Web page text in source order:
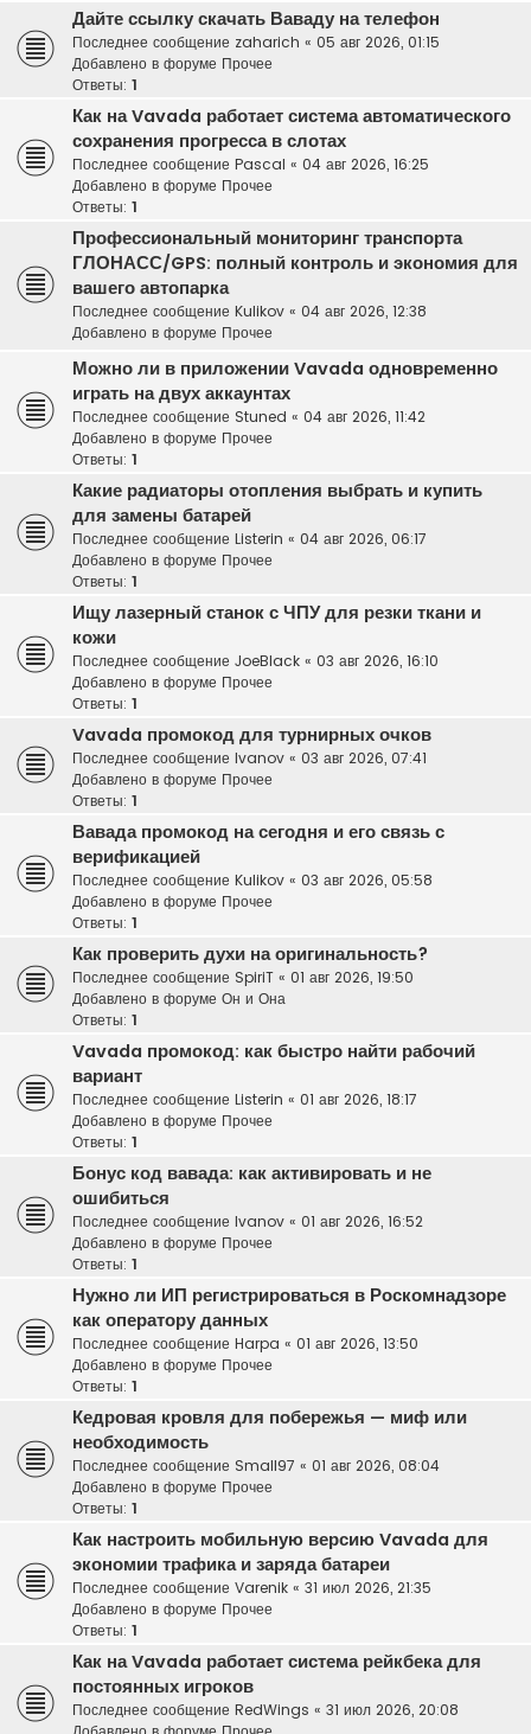
Дайте ссылку скачать Ваваду на телефон
Последнее сообщение zaharich « 05 авг 2026, 01:15
Добавлено в форуме Прочее
Ответы: 1
Как на Vavada работает система автоматического
сохранения прогресса в слотах
Последнее сообщение Pascal « 04 авг 2026, 16:25
Добавлено в форуме Прочее
Ответы: 1
Профессиональный мониторинг транспорта
ГЛОНАСС/GPS: полный контроль и экономия для
вашего автопарка
Последнее сообщение Kulikov « 04 авг 2026, 12:38
Добавлено в форуме Прочее
Можно ли в приложении Vavada одновременно
играть на двух аккаунтах
Последнее сообщение Stuned « 04 авг 2026, 11:42
Добавлено в форуме Прочее
Ответы: 1
Какие радиаторы отопления выбрать и купить
для замены батарей
Последнее сообщение Listerin « 04 авг 2026, 06:17
Добавлено в форуме Прочее
Ответы: 1
Ищу лазерный станок с ЧПУ для резки ткани и
кожи
Последнее сообщение JoeBlack « 03 авг 2026, 16:10
Добавлено в форуме Прочее
Ответы: 1
Vavada промокод для турнирных очков
Последнее сообщение Ivanov « 03 авг 2026, 07:41
Добавлено в форуме Прочее
Ответы: 1
Вавада промокод на сегодня и его связь с
верификацией
Последнее сообщение Kulikov « 03 авг 2026, 05:58
Добавлено в форуме Прочее
Ответы: 1
Как проверить духи на оригинальность?
Последнее сообщение SpiriT « 01 авг 2026, 19:50
Добавлено в форуме Он и Она
Ответы: 1
Vavada промокод: как быстро найти рабочий
вариант
Последнее сообщение Listerin « 01 авг 2026, 18:17
Добавлено в форуме Прочее
Ответы: 1
Бонус код вавада: как активировать и не
ошибиться
Последнее сообщение Ivanov « 01 авг 2026, 16:52
Добавлено в форуме Прочее
Ответы: 1
Нужно ли ИП регистрироваться в Роскомнадзоре
как оператору данных
Последнее сообщение Harpa « 01 авг 2026, 13:50
Добавлено в форуме Прочее
Ответы: 1
Кедровая кровля для побережья — миф или
необходимость
Последнее сообщение Small97 « 01 авг 2026, 08:04
Добавлено в форуме Прочее
Ответы: 1
Как настроить мобильную версию Vavada для
экономии трафика и заряда батареи
Последнее сообщение Varenik « 31 июл 2026, 21:35
Добавлено в форуме Прочее
Ответы: 1
Как на Vavada работает система рейкбека для
постоянных игроков
Последнее сообщение RedWings « 31 июл 2026, 20:08